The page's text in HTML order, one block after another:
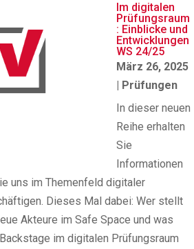
Im digitalen
Prüfungsraum
: Einblicke und
Entwicklungen
WS 24/25
März 26, 2025
| Prüfungen
In dieser neuen
Reihe erhalten
Sie
Informationen
uns im Themenfeld digitaler
Dieses Mal dabei: Wer stellt
Akteure im Safe Space und was
im digitalen Prüfungsraum